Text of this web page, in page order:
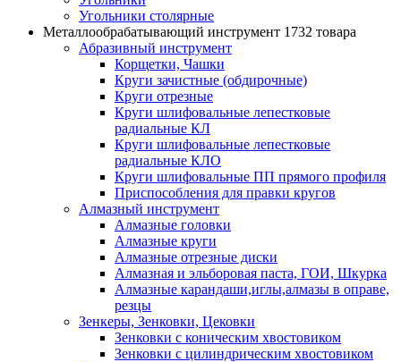
Угольники столярные
Металлообрабатывающий инструмент 1732 товара
Абразивный инструмент
Корщетки, Чашки
Круги зачистные (обдирочные)
Круги отрезные
Круги шлифовальные лепестковые
радиальные КЛ
Круги шлифовальные лепестковые
радиальные КЛО
Круги шлифовальные ПП прямого профиля
Приспособления для правки кругов
Алмазный инструмент
Алмазные головки
Алмазные круги
Алмазные отрезные диски
Алмазная и эльборовая паста, ГОИ, Шкурка
Алмазные карандаши,иглы,алмазы в оправе,
резцы
Зенкеры, Зенковки, Цековки
Зенковки с коническим хвостовиком
Зенковки с цилиндрическим хвостовиком